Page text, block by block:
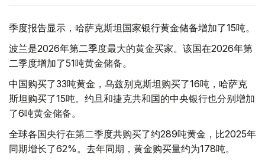
季度报告显示，哈萨克斯坦国家银行黄金储备增加了15吨。
波兰是2026年第二季度最大的黄金买家。该国在2026年第
二季度增加了51吨黄金储备。
中国购买了33吨黄金，乌兹别克斯坦购买了16吨，哈萨克
斯坦购买了15吨。约旦和捷克共和国的中央银行也分别增加
了6吨黄金储备。
全球各国央行在第二季度共购买了约289吨黄金，比2025年
同期增长了62%。去年同期，黄金购买量约为178吨。